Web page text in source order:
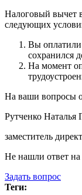
Налоговый вычет
следующих
Вы оплатили
сохранился
На момент
На ваши вопросы
Рутченко Наталья
заместитель
Не нашли ответ на
Задать вопрос
Теги: